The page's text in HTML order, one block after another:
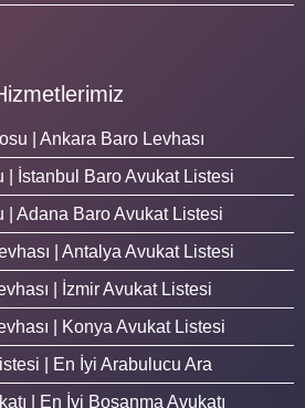
| Ankara Baro Levhası
| İstanbul Baro Avukat Listesi
| Adana Baro Avukat Listesi
| Antalya Avukat Listesi
| İzmir Avukat Listesi
| Konya Avukat Listesi
| En İyi Arabulucu Ara
| En İyi Boşanma Avukatı